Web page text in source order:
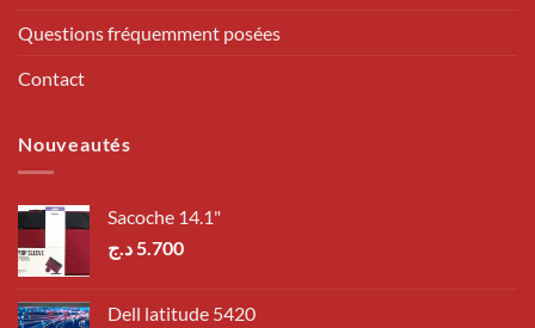
Questions fréquemment posées
Contact
Nouveautés
Sacoche 14.1"
5.700د.ج
Dell latitude 5420